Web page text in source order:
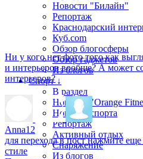
Новости "Билайн"
Репортаж
Краснодарский
Куб.com
Обзор блогосферы
Обзор гаджетов
Из блогов
Спорт ↓
В раздел
Новости "Orange
Новости спорта
Репортаж
Активный отдых
Снаряжение
Из блогов
Ни у кого нет фото того как
и интерьеров вообще? А может
интерьеров?
Anna12
для перехода в пост нажмите еще
стиле